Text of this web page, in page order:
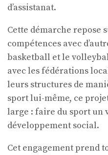
d’assistanat.
Cette démarche repose
compétences avec
basketball et le
avec les fédérations
leurs structures de
sport lui-même, ce
large : faire du sport un
développement social.
Cet engagement prend